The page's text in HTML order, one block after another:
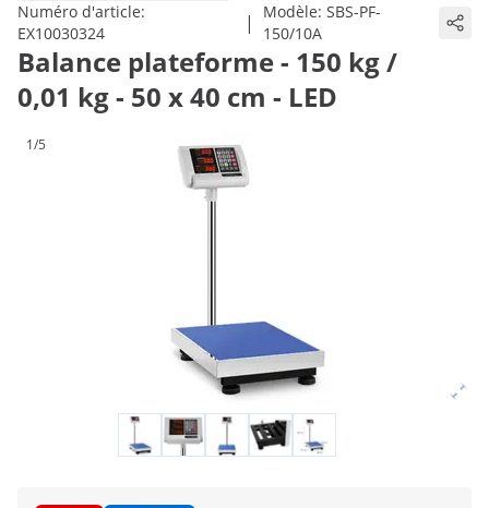
Numéro d'article:
EX10030324
| Modèle: SBS-PF-
150/10A
Balance plateforme - 150 kg /
0,01 kg - 50 x 40 cm - LED
1/5